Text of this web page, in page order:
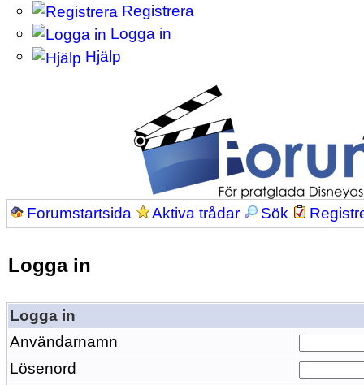
Registrera
Logga in
Hjälp
Forumstartsida Aktiva trådar Sök
Logga in
Logga in
Användarnamn
Lösenord